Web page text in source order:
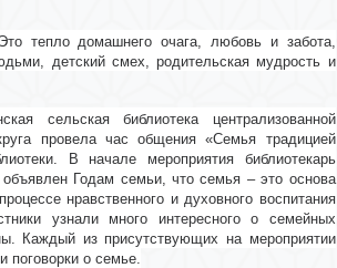
тепло домашнего очага, любовь и забота,
детский смех, родительская мудрость и
сельская библиотека централизованной
провела час общения «Семья традицией
В начале мероприятия библиотекарь
Годам семьи, что семья – это основа
нравственного и духовного воспитания
узнали много интересного о семейных
Каждый из присутствующих на мероприятии
поговорки о семье.